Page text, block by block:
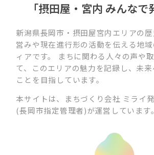
「摂田屋・宮内 みんな
新潟県長岡市・摂田屋宮内エリアの
営みや現在進行形の活動を伝える地
ィアです。 まちに関わる人々の声や
て、このエリアの魅力を記録し、未来
ことを目指しています。
本サイトは、まちづくり会社 ミライ
(長岡市指定管理者)が運営しています。